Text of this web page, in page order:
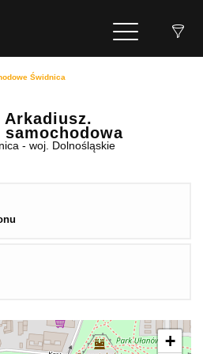
Świdnica
Arkadiusz.
samochodowa
- woj. Dolnośląskie
+